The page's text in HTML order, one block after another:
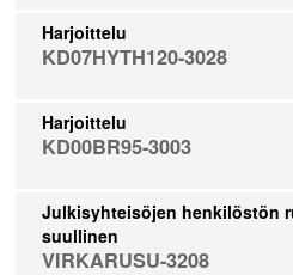
Harjoittelu
KD07HYTH120-3028
Harjoittelu
KD00BR95-3003
Julkisyhteisöjen henkilöstön
suullinen
VIRKARUSU-3208